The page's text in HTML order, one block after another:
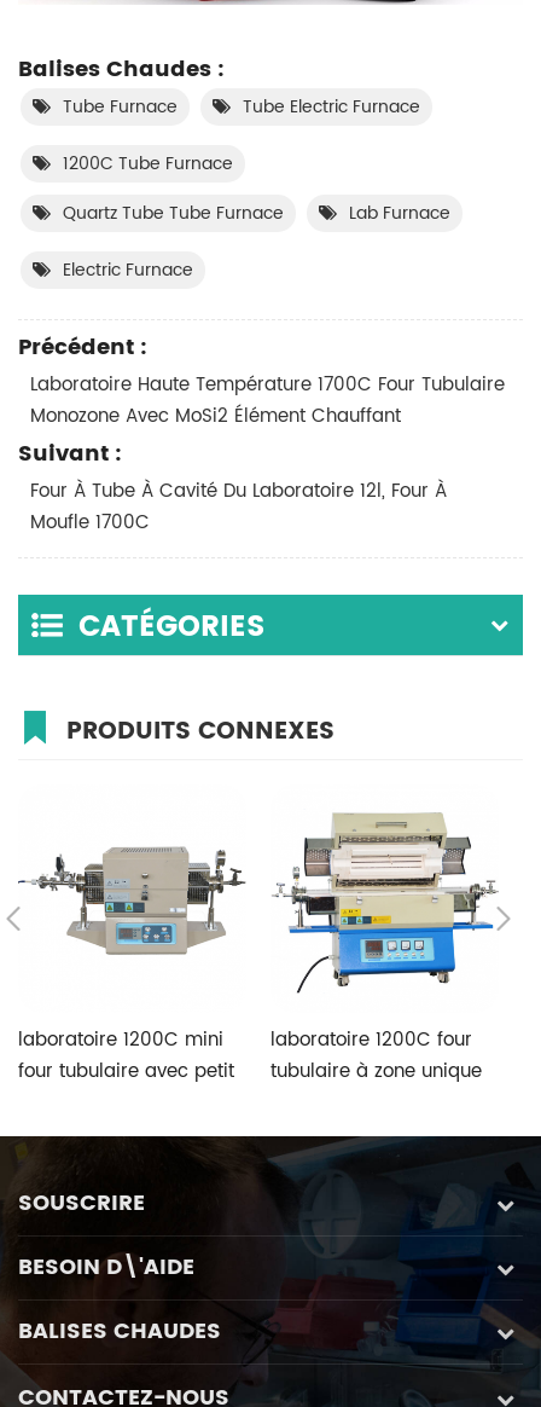
Balises Chaudes :
Tube Furnace Tube Electric Furnace
1200C Tube Furnace
Quartz Tube Tube Furnace
Lab Furnace
Electric Furnace
Précédent :
Laboratoire Haute Température 1700C Four Tubulaire
Monozone Avec MoSi2 Élément Chauffant
Suivant :
Four À Tube À Cavité Du Laboratoire 12l, Four À
Moufle 1700C
CATÉGORIES
PRODUITS CONNEXES
laboratoire 1200C mini
four tubulaire avec petit
* 600 mm
laboratoire 1200C four
tubulaire à zone unique
tailles de tubes en option
SOUSCRIRE
BESOIN D\'AIDE
BALISES CHAUDES
CONTACTEZ-NOUS